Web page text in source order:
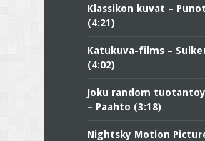
Klassikon kuvat –
(4:21)
Katukuva-films –
(4:02)
Joku random
– Paahto (3:18)
Nightsky Motion